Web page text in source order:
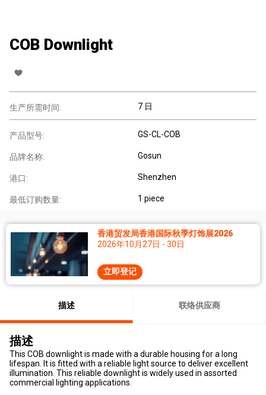
COB Downlight
生产所需时间: 7 日
产品型号: GS-CL-COB
品牌名称: Gosun
港口: Shenzhen
最低订购数量: 1 piece
香港贸发局香港国际秋季灯饰展2026
2026年10月27日 - 30日
立即登记
描述 联络供应商
描述
This COB downlight is made with a durable housing for a long
lifespan. It is fitted with a reliable light source to deliver excellent
illumination. This reliable downlight is widely used in assorted
commercial lighting applications.